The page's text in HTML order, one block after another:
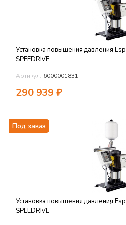
Установка повышения давления
SPEEDRIVE
Артикул: 6000001831
290 939 ₽
Под заказ
Установка повышения давления
SPEEDRIVE